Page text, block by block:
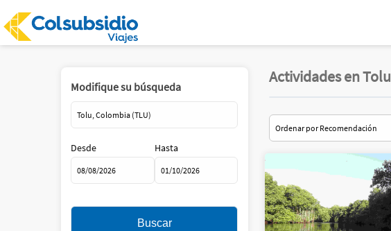
Modifique su búsqueda
Desde Hasta
Actividades en Tolu